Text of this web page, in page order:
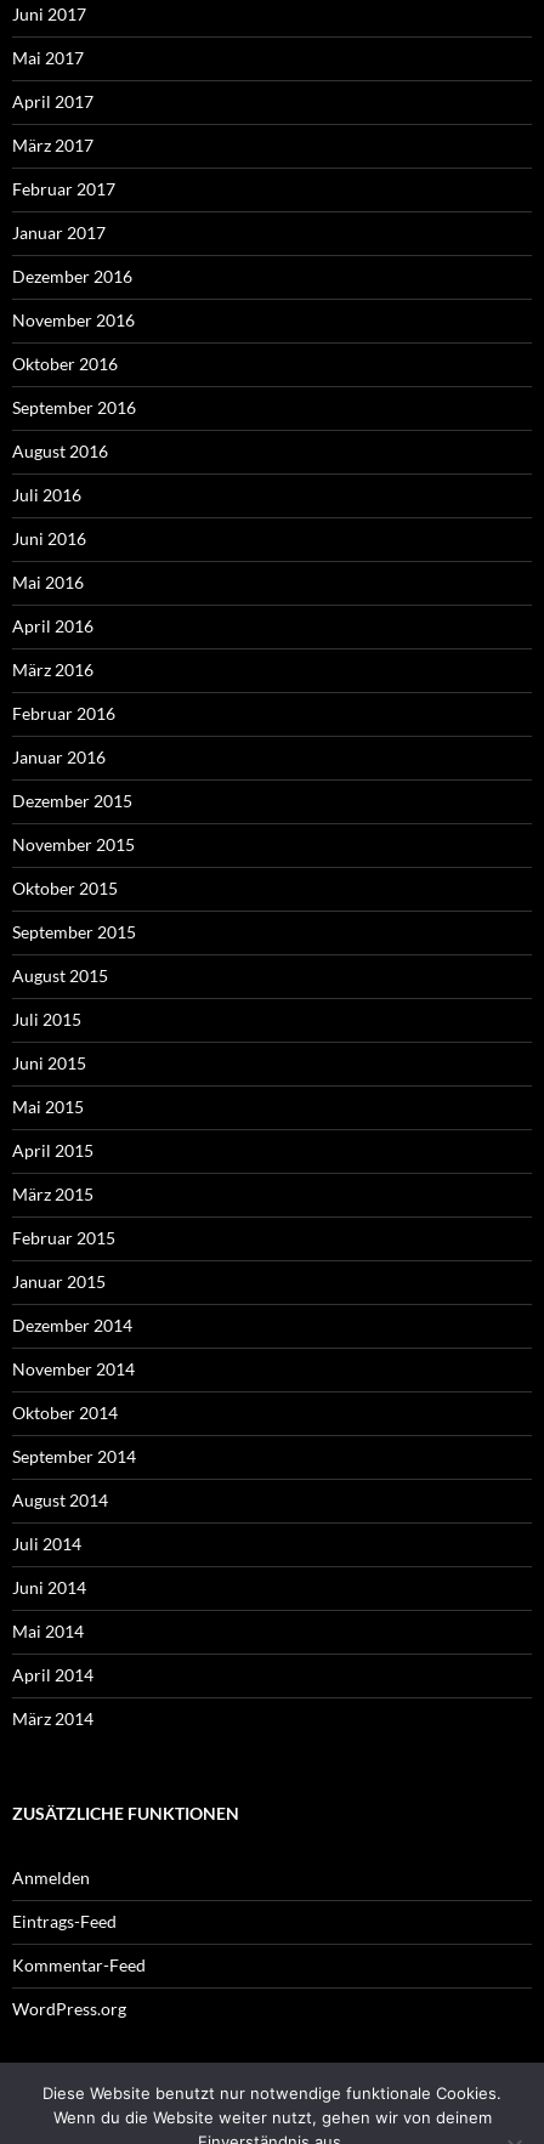
Juni 2017
Mai 2017
April 2017
März 2017
Februar 2017
Januar 2017
Dezember 2016
November 2016
Oktober 2016
September 2016
August 2016
Juli 2016
Juni 2016
Mai 2016
April 2016
März 2016
Februar 2016
Januar 2016
Dezember 2015
November 2015
Oktober 2015
September 2015
August 2015
Juli 2015
Juni 2015
Mai 2015
April 2015
März 2015
Februar 2015
Januar 2015
Dezember 2014
November 2014
Oktober 2014
September 2014
August 2014
Juli 2014
Juni 2014
Mai 2014
April 2014
März 2014
ZUSÄTZLICHE FUNKTIONEN
Anmelden
Eintrags-Feed
Kommentar-Feed
WordPress.org
Impressum
Diese Website benutzt nur notwendige funktionale Cookies.
Wenn du die Website weiter nutzt, gehen wir von deinem